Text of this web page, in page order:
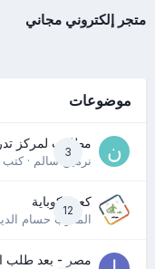
متجر إلكتروني مجاني
موضوعات
3
مطلوب لمركز
نرمين سالم· كتب
12
كعب كوباية
المدرب حسام
مصر - بعد طلب